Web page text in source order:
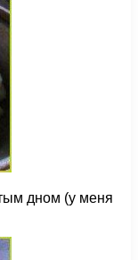
дном (у меня